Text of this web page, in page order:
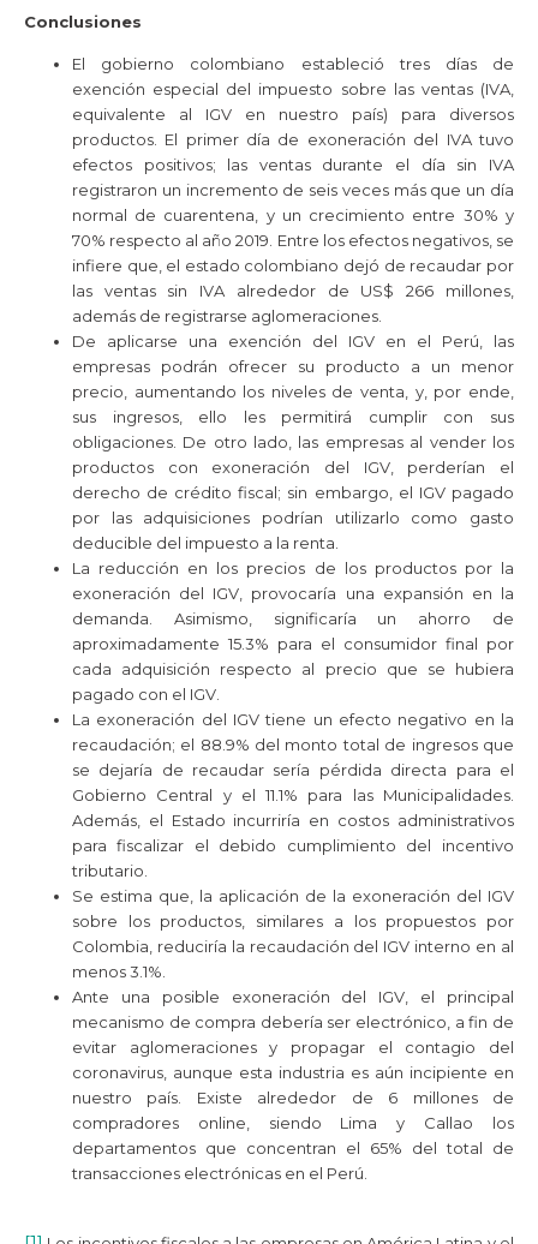
Conclusiones
El gobierno colombiano estableció tres días de
exención especial del impuesto sobre las ventas (IVA,
equivalente al IGV en nuestro país) para diversos
productos. El primer día de exoneración del IVA tuvo
efectos positivos; las ventas durante el día sin IVA
registraron un incremento de seis veces más que un día
normal de cuarentena, y un crecimiento entre 30% y
70% respecto al año 2019. Entre los efectos negativos, se
infiere que, el estado colombiano dejó de recaudar por
las ventas sin IVA alrededor de US$ 266 millones,
además de registrarse aglomeraciones.
De aplicarse una exención del IGV en el Perú, las
empresas podrán ofrecer su producto a un menor
precio, aumentando los niveles de venta, y, por ende,
sus ingresos, ello les permitirá cumplir con sus
obligaciones. De otro lado, las empresas al vender los
productos con exoneración del IGV, perderían el
derecho de crédito fiscal; sin embargo, el IGV pagado
por las adquisiciones podrían utilizarlo como gasto
deducible del impuesto a la renta.
La reducción en los precios de los productos por la
exoneración del IGV, provocaría una expansión en la
demanda. Asimismo, significaría un ahorro de
aproximadamente 15.3% para el consumidor final por
cada adquisición respecto al precio que se hubiera
pagado con el IGV.
La exoneración del IGV tiene un efecto negativo en la
recaudación; el 88.9% del monto total de ingresos que
se dejaría de recaudar sería pérdida directa para el
Gobierno Central y el 11.1% para las Municipalidades.
Además, el Estado incurriría en costos administrativos
para fiscalizar el debido cumplimiento del incentivo
tributario.
Se estima que, la aplicación de la exoneración del IGV
sobre los productos, similares a los propuestos por
Colombia, reduciría la recaudación del IGV interno en al
menos 3.1%.
Ante una posible exoneración del IGV, el principal
mecanismo de compra debería ser electrónico, a fin de
evitar aglomeraciones y propagar el contagio del
coronavirus, aunque esta industria es aún incipiente en
nuestro país. Existe alrededor de 6 millones de
compradores online, siendo Lima y Callao los
departamentos que concentran el 65% del total de
transacciones electrónicas en el Perú.